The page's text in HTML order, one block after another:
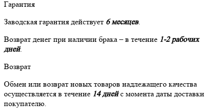
Гарантия
Заводская гарантия действует 6 месяцев.
Возврат денег при наличии брака – в течение 1-2 рабочих
дней.
Возврат
Обмен или возврат новых товаров надлежащего качества
осуществляется в течение 14 днейс момента даты доставки
покупателю.